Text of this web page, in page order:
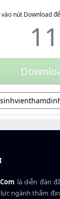
vào nút Download
11
là diễn đàn
ngànhthẩm